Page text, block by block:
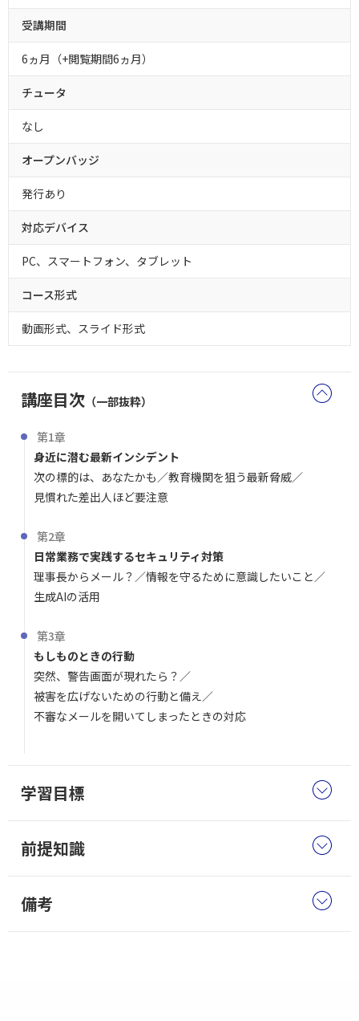
受講期間
6ヵ月（+閲覧期間6ヵ月）
チュータ
なし
オープンバッジ
発行あり
対応デバイス
PC、スマートフォン、タブレット
コース形式
動画形式、スライド形式
講座目次 （一部抜粋）
第1章
身近に潜む最新インシデント
次の標的は、あなたかも
教育機関を狙う最新脅威
見慣れた差出人ほど要注意
第2章
日常業務で実践するセキュリティ対策
理事長からメール？
情報を守るために意識したいこと
生成AIの活用
第3章
もしものときの行動
突然、警告画面が現れたら？
被害を広げないための行動と備え
不審なメールを開いてしまったときの対応
学習目標
前提知識
備考